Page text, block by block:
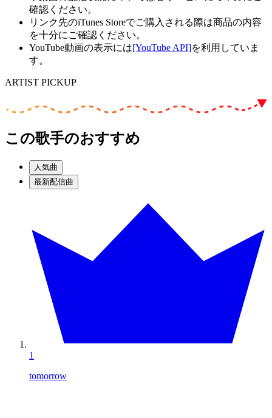
確認ください。
リンク先のiTunes Storeでご購入される際は商品の内容
を十分にご確認ください。
YouTube動画の表示には[YouTube API]を利用していま
す。
ARTIST PICKUP
この歌手のおすすめ
人気曲
最新配信曲
1
tomorrow